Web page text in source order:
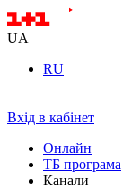
UA
RU
Вхід в кабінет
Онлайн
ТБ програма
Канали